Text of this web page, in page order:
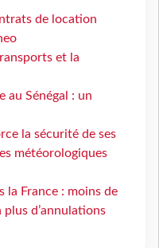
de location
et la
au Sénégal : un
la sécurité de ses
météorologiques
la France : moins de
d’annulations